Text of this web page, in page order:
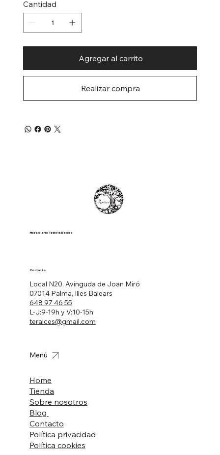
Cantidad
Agregar al carrito
Realizar compra
Herbolario Tetería Raíces
Local N20, Avinguda de Joan Miró
07014 Palma, Illes Balears
648 97 46 55
L-J:9-19h y V:10-15h
teraices@gmail.com
Contacto
Home
Tienda
Sobre nosotros
Blog
Contacto
Política privacidad
Política cookies
Menú